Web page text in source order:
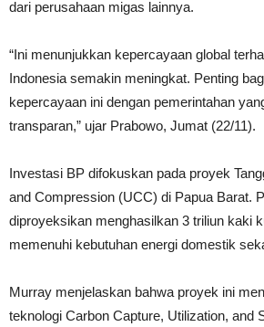
dari perusahaan migas lainnya.
“Ini menunjukkan kepercayaan global
Indonesia semakin meningkat. Penting
kepercayaan ini dengan pemerintahan
transparan,” ujar Prabowo, Jumat (22/11).
Investasi BP difokuskan pada proyek
and Compression (UCC) di Papua Barat.
diproyeksikan menghasilkan 3 triliun kaki
memenuhi kebutuhan energi domestik
Murray menjelaskan bahwa proyek ini
teknologi Carbon Capture, Utilization, and